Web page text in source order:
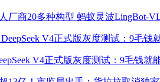
厂商20多种构型 蚂蚁灵波LingBot-
V4正式版灰度测试：9毛钱就